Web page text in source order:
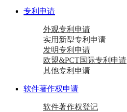
专利申请
外观专利申请
实用新型专利申请
发明专利申请
欧盟&PCT国际专利申请
其他专利申请
软件著作权申请
软件著作权登记